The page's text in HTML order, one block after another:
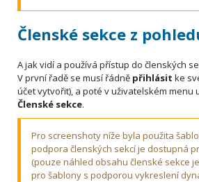
Členské sekce z
A jak vidí a používá přístup do členských
V první řadě se musí řádně přihlásit ke
účet vytvořit), a poté v uživatelském menu
Členské sekce.
Pro screenshoty níže byla použita
podpora členských sekcí je dostupná
(pouze náhled obsahu členské sekce
pro šablony s podporou vykreslení